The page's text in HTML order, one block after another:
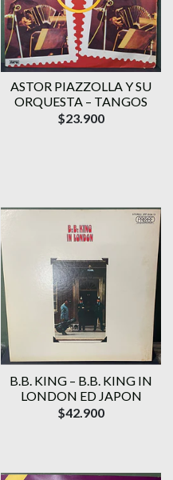
ASTOR PIAZZOLLA Y SU
ORQUESTA – TANGOS
$23.900
B.B. KING – B.B. KING IN
LONDON ED JAPON
$42.900